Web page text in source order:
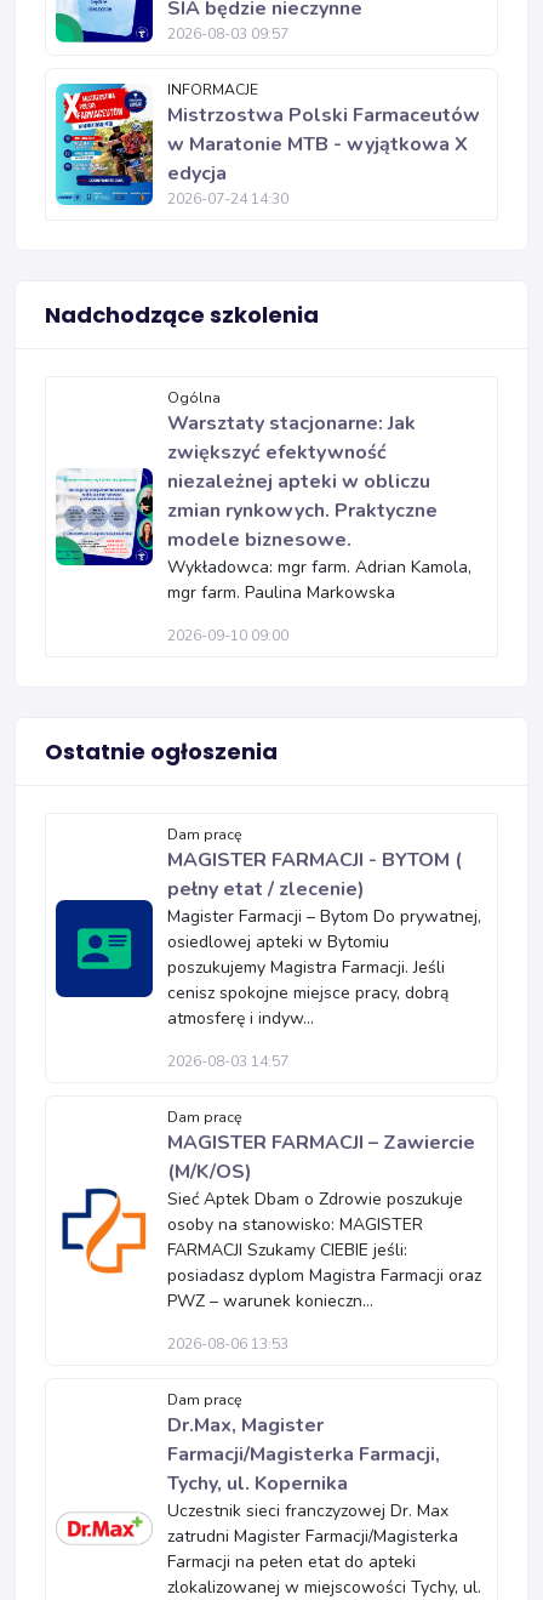
SIA będzie nieczynne
2026-08-03 09:57
INFORMACJE
Mistrzostwa Polski Farmaceutów
w Maratonie MTB - wyjątkowa X
edycja
2026-07-24 14:30
Nadchodzące szkolenia
Ogólna
Warsztaty stacjonarne: Jak
zwiększyć efektywność
niezależnej apteki w obliczu
zmian rynkowych. Praktyczne
modele biznesowe.
Wykładowca: mgr farm. Adrian Kamola,
mgr farm. Paulina Markowska
2026-09-10 09:00
Ostatnie ogłoszenia
Dam pracę
MAGISTER FARMACJI - BYTOM (
pełny etat / zlecenie)
Magister Farmacji – Bytom Do prywatnej,
osiedlowej apteki w Bytomiu
poszukujemy Magistra Farmacji. Jeśli
cenisz spokojne miejsce pracy, dobrą
atmosferę i indyw...
2026-08-03 14:57
Dam pracę
MAGISTER FARMACJI – Zawiercie
(M/K/OS)
Sieć Aptek Dbam o Zdrowie poszukuje
osoby na stanowisko: MAGISTER
FARMACJI Szukamy CIEBIE jeśli:
posiadasz dyplom Magistra Farmacji oraz
PWZ – warunek konieczn...
2026-08-06 13:53
Dam pracę
Dr.Max, Magister
Farmacji/Magisterka Farmacji,
Tychy, ul. Kopernika
Uczestnik sieci franczyzowej Dr. Max
zatrudni Magister Farmacji/Magisterka
Farmacji na pełen etat do apteki
zlokalizowanej w miejscowości Tychy, ul.